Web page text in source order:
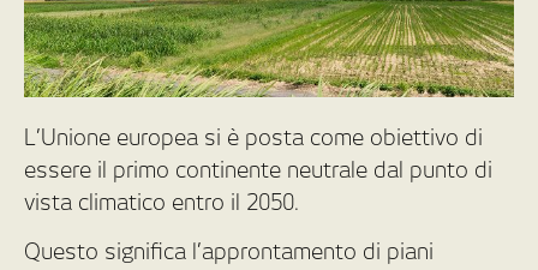
L’Unione europea si è posta come obiettivo di
essere il primo continente neutrale dal punto di
vista climatico entro il 2050.
Questo significa l’approntamento di piani